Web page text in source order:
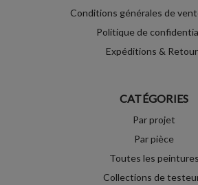
Conditions générales de
Politique de
Expéditions &
CATÉGORIES
Par projet
Par pièce
Toutes les peintures
Collections de